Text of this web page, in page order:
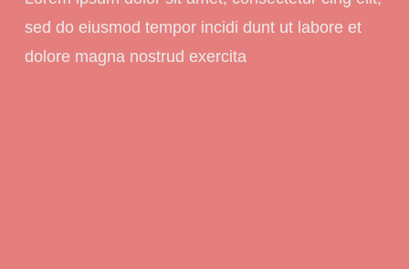
sed do eiusmod tempor incidi dunt ut labore et
dolore magna nostrud exercita